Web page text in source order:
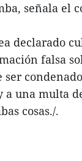
señala el
declarado
falsa
a una multa
cosas./.